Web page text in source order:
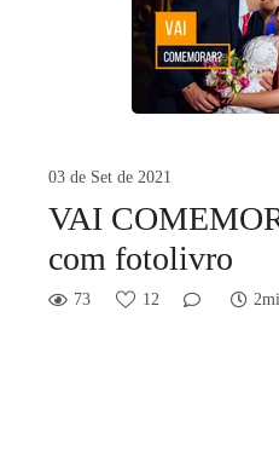
03 de Set de 2021
VAI
com fotolivro
73 12